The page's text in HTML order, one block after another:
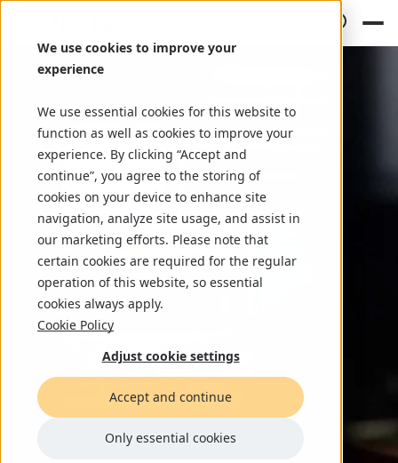
We use cookies to improve your
experience
We use essential cookies for this website to
function as well as cookies to improve your
experience. By clicking “Accept and
continue”, you agree to the storing of
cookies on your device to enhance site
navigation, analyze site usage, and assist in
our marketing efforts. Please note that
certain cookies are required for the regular
operation of this website, so essential
cookies always apply.
Cookie Policy
Adjust cookie settings
Accept and continue
Only essential cookies